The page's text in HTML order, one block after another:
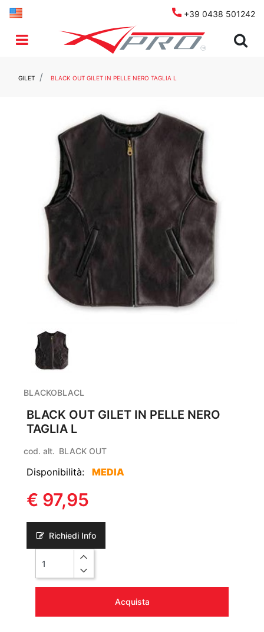
+39 0438 501242
Open menu
GILET BLACK OUT GILET IN PELLE NERO TAGLIA L
BLACKOBLACL
BLACK OUT GILET IN PELLE NERO
TAGLIA L
cod. alt. BLACK OUT
Disponibilità: MEDIA
€ 97,95
Richiedi Info
Acquista